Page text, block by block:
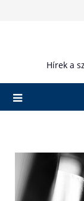
Hírek a